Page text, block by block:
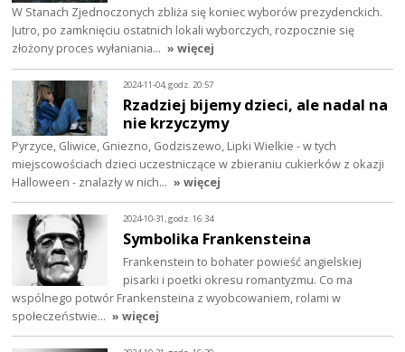
W Stanach Zjednoczonych zbliża się koniec wyborów prezydenckich.
Jutro, po zamknięciu ostatnich lokali wyborczych, rozpocznie się
złożony proces wyłaniania… » więcej
2024-11-04, godz. 20:57
Rzadziej bijemy dzieci, ale nadal na
nie krzyczymy
Pyrzyce, Gliwice, Gniezno, Godziszewo, Lipki Wielkie - w tych
miejscowościach dzieci uczestniczące w zbieraniu cukierków z okazji
Halloween - znalazły w nich… » więcej
2024-10-31, godz. 16:34
Symbolika Frankensteina
Frankenstein to bohater powieść angielskiej
pisarki i poetki okresu romantyzmu. Co ma
wspólnego potwór Frankensteina z wyobcowaniem, rolami w
społeczeństwie… » więcej